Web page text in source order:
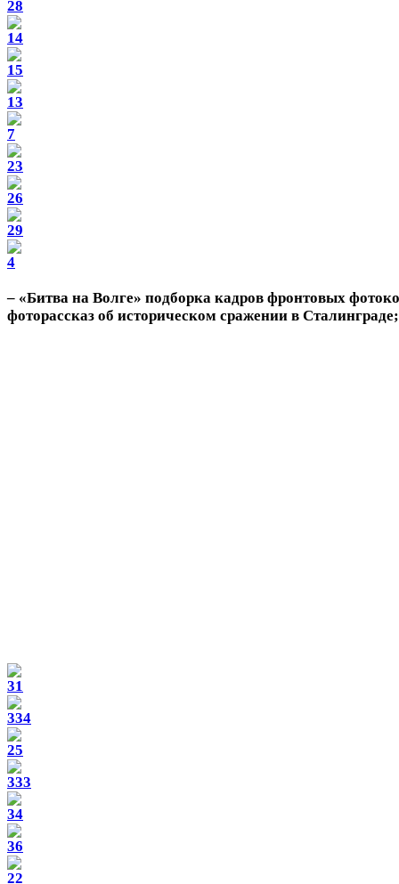
– «Битва на Волге» подборка кадров фронтовых
фоторассказ об историческом сражении в Сталинграде;